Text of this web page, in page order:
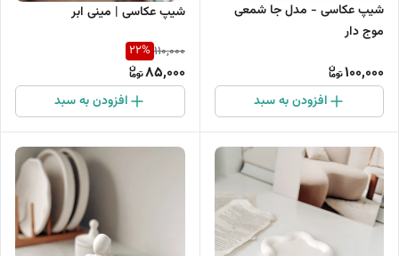
شیپ عکاسی - مدل جا شمعی
موج دار
100,000
افزودن به سبد
شیپ عکاسی | مینی ابر
110,000
22%
85,000
افزودن به سبد